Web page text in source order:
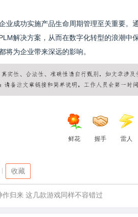
业成功实施产品生命周期管理至关重要
解决方案，从而在数字化转型的浪潮
将为企业带来深远的影响。
鲜花 握手 雷人
收藏
作归来 这几款游戏同样不容错过